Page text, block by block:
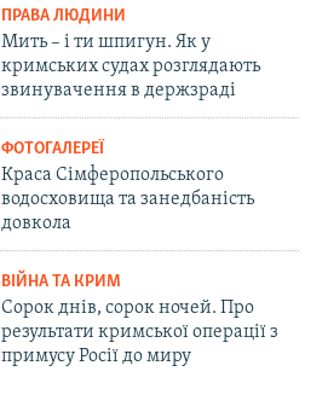
ПРАВА ЛЮДИНИ
Мить – і ти шпигун. Як у
кримських судах розглядають
звинувачення в держзраді
ФОТОГАЛЕРЕЇ
Краса Сімферопольського
водосховища та занедбаність
довкола
ВІЙНА ТА КРИМ
Сорок днів, сорок ночей. Про
результати кримської операції з
примусу Росії до миру